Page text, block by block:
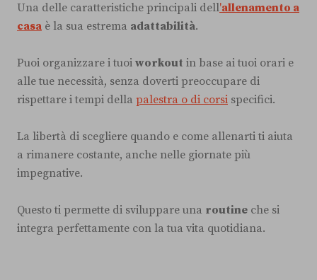
Una delle caratteristiche principali dell'allenamento a
casa è la sua estrema adattabilità.
Puoi organizzare i tuoi workout in base ai tuoi orari e
alle tue necessità, senza doverti preoccupare di
rispettare i tempi della palestra o di corsi specifici.
La libertà di scegliere quando e come allenarti ti aiuta
a rimanere costante, anche nelle giornate più
impegnative.
Questo ti permette di sviluppare una routine che si
integra perfettamente con la tua vita quotidiana.